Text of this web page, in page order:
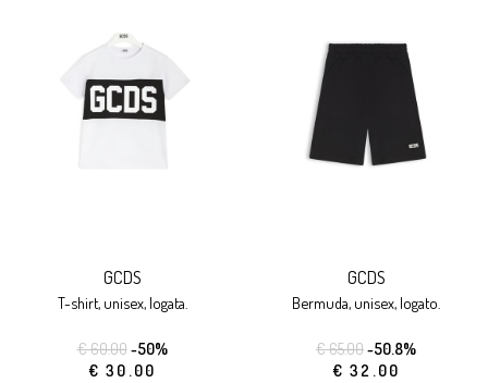
GCDS
t-shirt, unisex, logata.
€ 60.00-50%
€ 30.00
GCDS
bermuda, unisex, logato.
€ 65.00-50.8%
€ 32.00